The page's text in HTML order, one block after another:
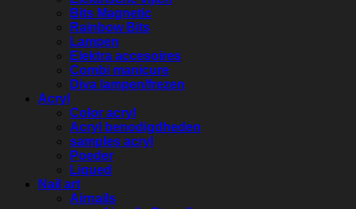
Bits Magnetic
Rainbow Bits
Lampen
Elektra accesoires
Combi manicure
Diva lampen/frezen
Acryl
Color acryl
Acryl benodigdheden
samples acryl
Poeder
Liqued
Nail art
Airnails